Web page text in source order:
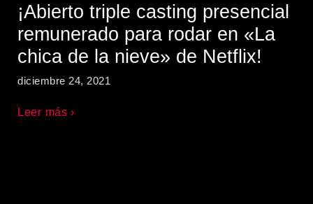
¡Abierto triple casting presencial
remunerado para rodar en «La
chica de la nieve» de Netflix!
diciembre 24, 2021
Leer más ›